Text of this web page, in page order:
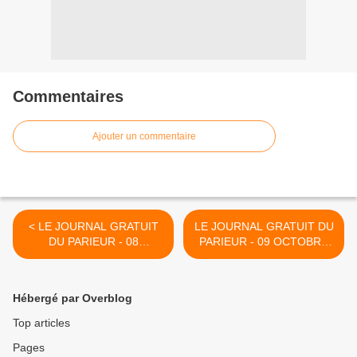
Commentaires
Ajouter un commentaire
< LE JOURNAL GRATUIT
DU PARIEUR - 08
OCTOBRE 2021 - COUPLE
LE JOURNAL GRATUIT DU
PARIEUR - 09 OCTOBRE
2021 - COUPLE DU JOUR
Hébergé par Overblog
Top articles
Pages